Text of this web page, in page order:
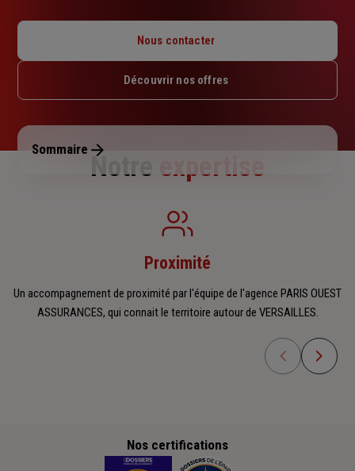
Mardi : 09h – 12h30 / 14h – 17h30
Jeudi : 09h – 12h30 / 14h – 17h30
Dimanche : Fermé
Nous contacter
Découvrir nos offres
Sommaire
Notre expertise
Proximité
Un accompagnement de proximité par l'équipe de l'agence PARIS OUEST
ASSURANCES, qui connait le territoire autour de VERSAILLES.
Nos certifications